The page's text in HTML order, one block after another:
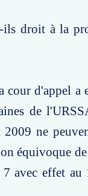
droit à la
d'appel a
de
ne
équivoque
avec effet